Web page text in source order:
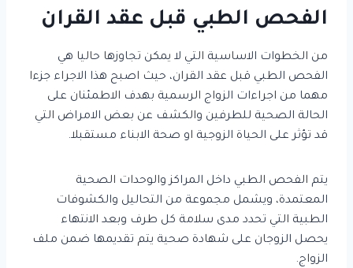
الفحص الطبي قبل عقد القران
من الخطوات الاساسية التي لا يمكن تجاوزها حاليا هي
الفحص الطبي قبل عقد القران، حيث اصبح هذا الاجراء جزءا
مهما من اجراءات الزواج الرسمية بهدف الاطمئنان على
الحالة الصحية للطرفين والكشف عن بعض الامراض التي
قد تؤثر على الحياة الزوجية او صحة الابناء مستقبلا.
يتم الفحص الطبي داخل المراكز والوحدات الصحية
المعتمدة، ويشمل مجموعة من التحاليل والكشوفات
الطبية التي تحدد مدى سلامة كل طرف وبعد الانتهاء
يحصل الزوجان على شهادة صحية يتم تقديمها ضمن ملف
الزواج.